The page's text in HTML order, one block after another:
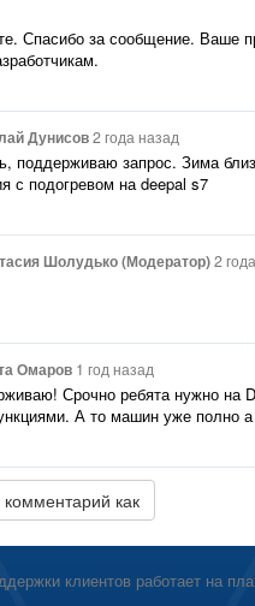
Спасибо за сообщение. Ваше
Дунисов2 года назад
поддерживаю запрос. Зима
с подогревом на deepal s7
Шолудько (Модератор)2 года
Омаров 1 год назад
Срочно ребята нужно на
А то машин уже полно
клиентов работает на